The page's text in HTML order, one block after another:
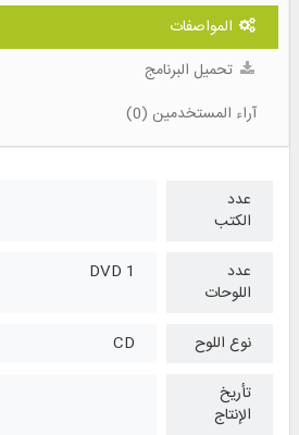
المواصفات
تحميل البرنامج
آراء المستخدمين (0)
عدد
الكتب
عدد
اللوحات
1 DVD
نوع اللوح
CD
تأريخ
الإنتاج